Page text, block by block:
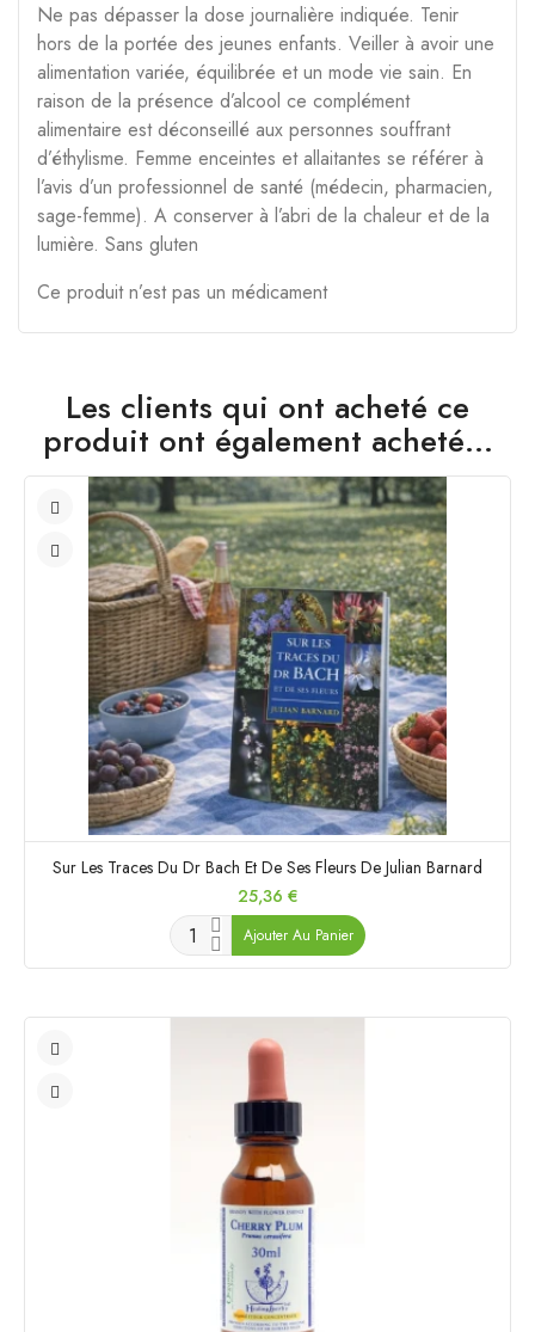
Ne pas dépasser la dose journalière indiquée. Tenir
hors de la portée des jeunes enfants. Veiller à avoir une
alimentation variée, équilibrée et un mode vie sain. En
raison de la présence d’alcool ce complément
alimentaire est déconseillé aux personnes souffrant
d’éthylisme. Femme enceintes et allaitantes se référer à
l’avis d’un professionnel de santé (médecin, pharmacien,
sage-femme). A conserver à l’abri de la chaleur et de la
lumière. Sans gluten
Ce produit n’est pas un médicament
Les clients qui ont acheté ce
produit ont également acheté...
Sur Les Traces Du Dr Bach Et De Ses Fleurs De Julian Barnard
Prix
25,36 €
Ajouter Au Panier